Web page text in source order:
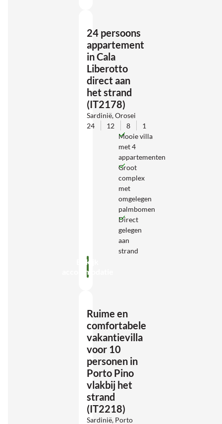
24 persoons
appartement
in Cala
Liberotto
direct aan
het strand
(IT2178)
Sardinië, Orosei
24
12 8
1
Mooie villa
met 4
appartementen
Groot
complex
met
omgelegen
palmbomen
Direct
gelegen
aan
strand
Bekijk
accommodatie
Ruime en
comfortabele
vakantievilla
voor 10
personen in
Porto Pino
vlakbij het
strand
(IT2218)
Sardinië, Porto